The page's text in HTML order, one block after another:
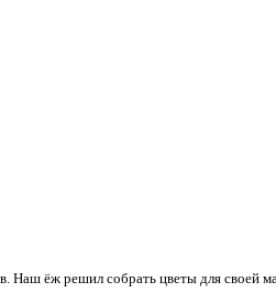
Наш ёж решил собрать цветы для своей